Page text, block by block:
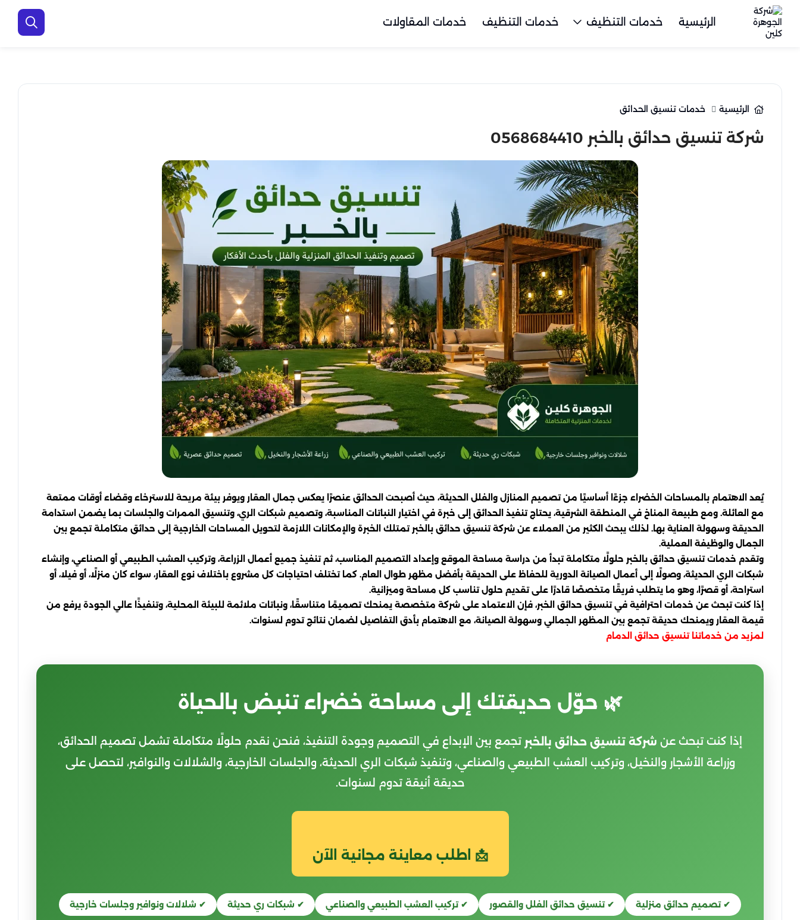
الرئيسية خدمات التنظيف خدمات التنظيف خدمات المقاولات
الرئيسية خدمات تنسيق الحدائق
شركة تنسيق حدائق بالخبر 0568684410
يُعد الاهتمام بالمساحات الخضراء جزءًا أساسيًا من تصميم المنازل والفلل الحديثة، حيث أصبحت الحدائق عنصرًا يعكس جمال العقار ويوفر بيئة مريحة للاسترخاء وقضاء أوقات ممتعة
مع العائلة. ومع طبيعة المناخ في المنطقة الشرقية، يحتاج تنفيذ الحدائق إلى خبرة في اختيار النباتات المناسبة، وتصميم شبكات الري، وتنسيق الممرات والجلسات بما يضمن استدامة
الحديقة وسهولة العناية بها. لذلك يبحث الكثير من العملاء عن شركة تنسيق حدائق بالخبر تمتلك الخبرة والإمكانات اللازمة لتحويل المساحات الخارجية إلى حدائق متكاملة تجمع بين
الجمال والوظيفة العملية.
وتقدم خدمات تنسيق حدائق بالخبر حلولًا متكاملة تبدأ من دراسة مساحة الموقع وإعداد التصميم المناسب، ثم تنفيذ جميع أعمال الزراعة، وتركيب العشب الطبيعي أو الصناعي، وإنشاء
شبكات الري الحديثة، وصولًا إلى أعمال الصيانة الدورية للحفاظ على الحديقة بأفضل مظهر طوال العام. كما تختلف احتياجات كل مشروع باختلاف نوع العقار، سواء كان منزلًا، أو فيلا، أو
استراحة، أو قصرًا، وهو ما يتطلب فريقًا متخصصًا قادرًا على تقديم حلول تناسب كل مساحة وميزانية.
إذا كنت تبحث عن خدمات احترافية في تنسيق حدائق الخبر، فإن الاعتماد على شركة متخصصة يمنحك تصميمًا متناسقًا، ونباتات ملائمة للبيئة المحلية، وتنفيذًا عالي الجودة يرفع من
قيمة العقار ويمنحك حديقة تجمع بين المظهر الجمالي وسهولة الصيانة، مع الاهتمام بأدق التفاصيل لضمان نتائج تدوم لسنوات.
لمزيد من خدماتناتنسيق حدائق الدمام
🌿 حوّل حديقتك إلى مساحة خضراء تنبض بالحياة
إذا كنت تبحث عن شركة تنسيق حدائق بالخبر تجمع بين الإبداع في التصميم وجودة التنفيذ، فنحن نقدم حلولًا متكاملة تشمل تصميم الحدائق،
وزراعة الأشجار والنخيل، وتركيب العشب الطبيعي والصناعي، وتنفيذ شبكات الري الحديثة، والجلسات الخارجية، والشلالات والنوافير، لتحصل على
حديقة أنيقة تدوم لسنوات.
📩 اطلب معاينة مجانية الآن
✔ تصميم حدائق منزلية ✔ تنسيق حدائق الفلل والقصور ✔ تركيب العشب الطبيعي والصناعي ✔ شبكات ري حديثة ✔ شلالات ونوافير وجلسات خارجية